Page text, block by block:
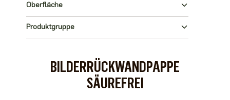
Oberfläche
Produktgruppe
BILDERRÜCKWANDPAPPE
SÄUREFREI